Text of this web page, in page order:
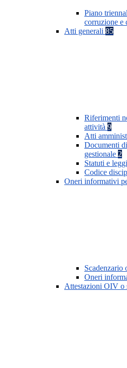
Piano
corruzione e
Atti generali 85
Riferimenti
attività 9
Atti
Documenti
gestionale 2
Statuti e
Codice
Oneri informativi
Scadenzario
Oneri
Attestazioni OIV o